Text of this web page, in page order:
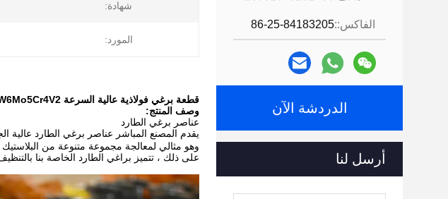
الفاكس::86-25-84183205
الدردشة الآن
أرسل لنا
شهادة:
المورد:
قطعة برغي فولاذية عالية السرعة W6Mo5Cr4V2 لمعالجة الطارد اللولبي المزدوج PET مع التنظيف التلقائي
وصف المنتج:
عناصر برغي الطارد
على ذلك ، تتميز براغي الطارد الخاصة بنا